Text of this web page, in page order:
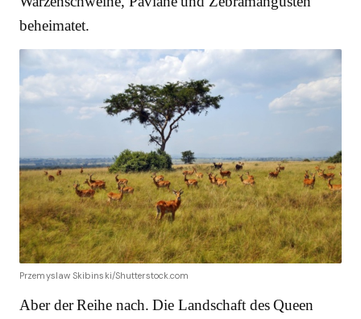
beheimatet.
Przemyslaw Skibinski/Shutterstock.com
Aber der Reihe nach. Die Landschaft des Queen